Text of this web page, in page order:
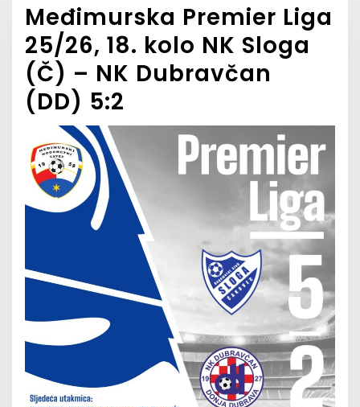
Međimurska Premier Liga
25/26, 18. kolo NK Sloga
(Č) – NK Dubravčan
(DD) 5:2